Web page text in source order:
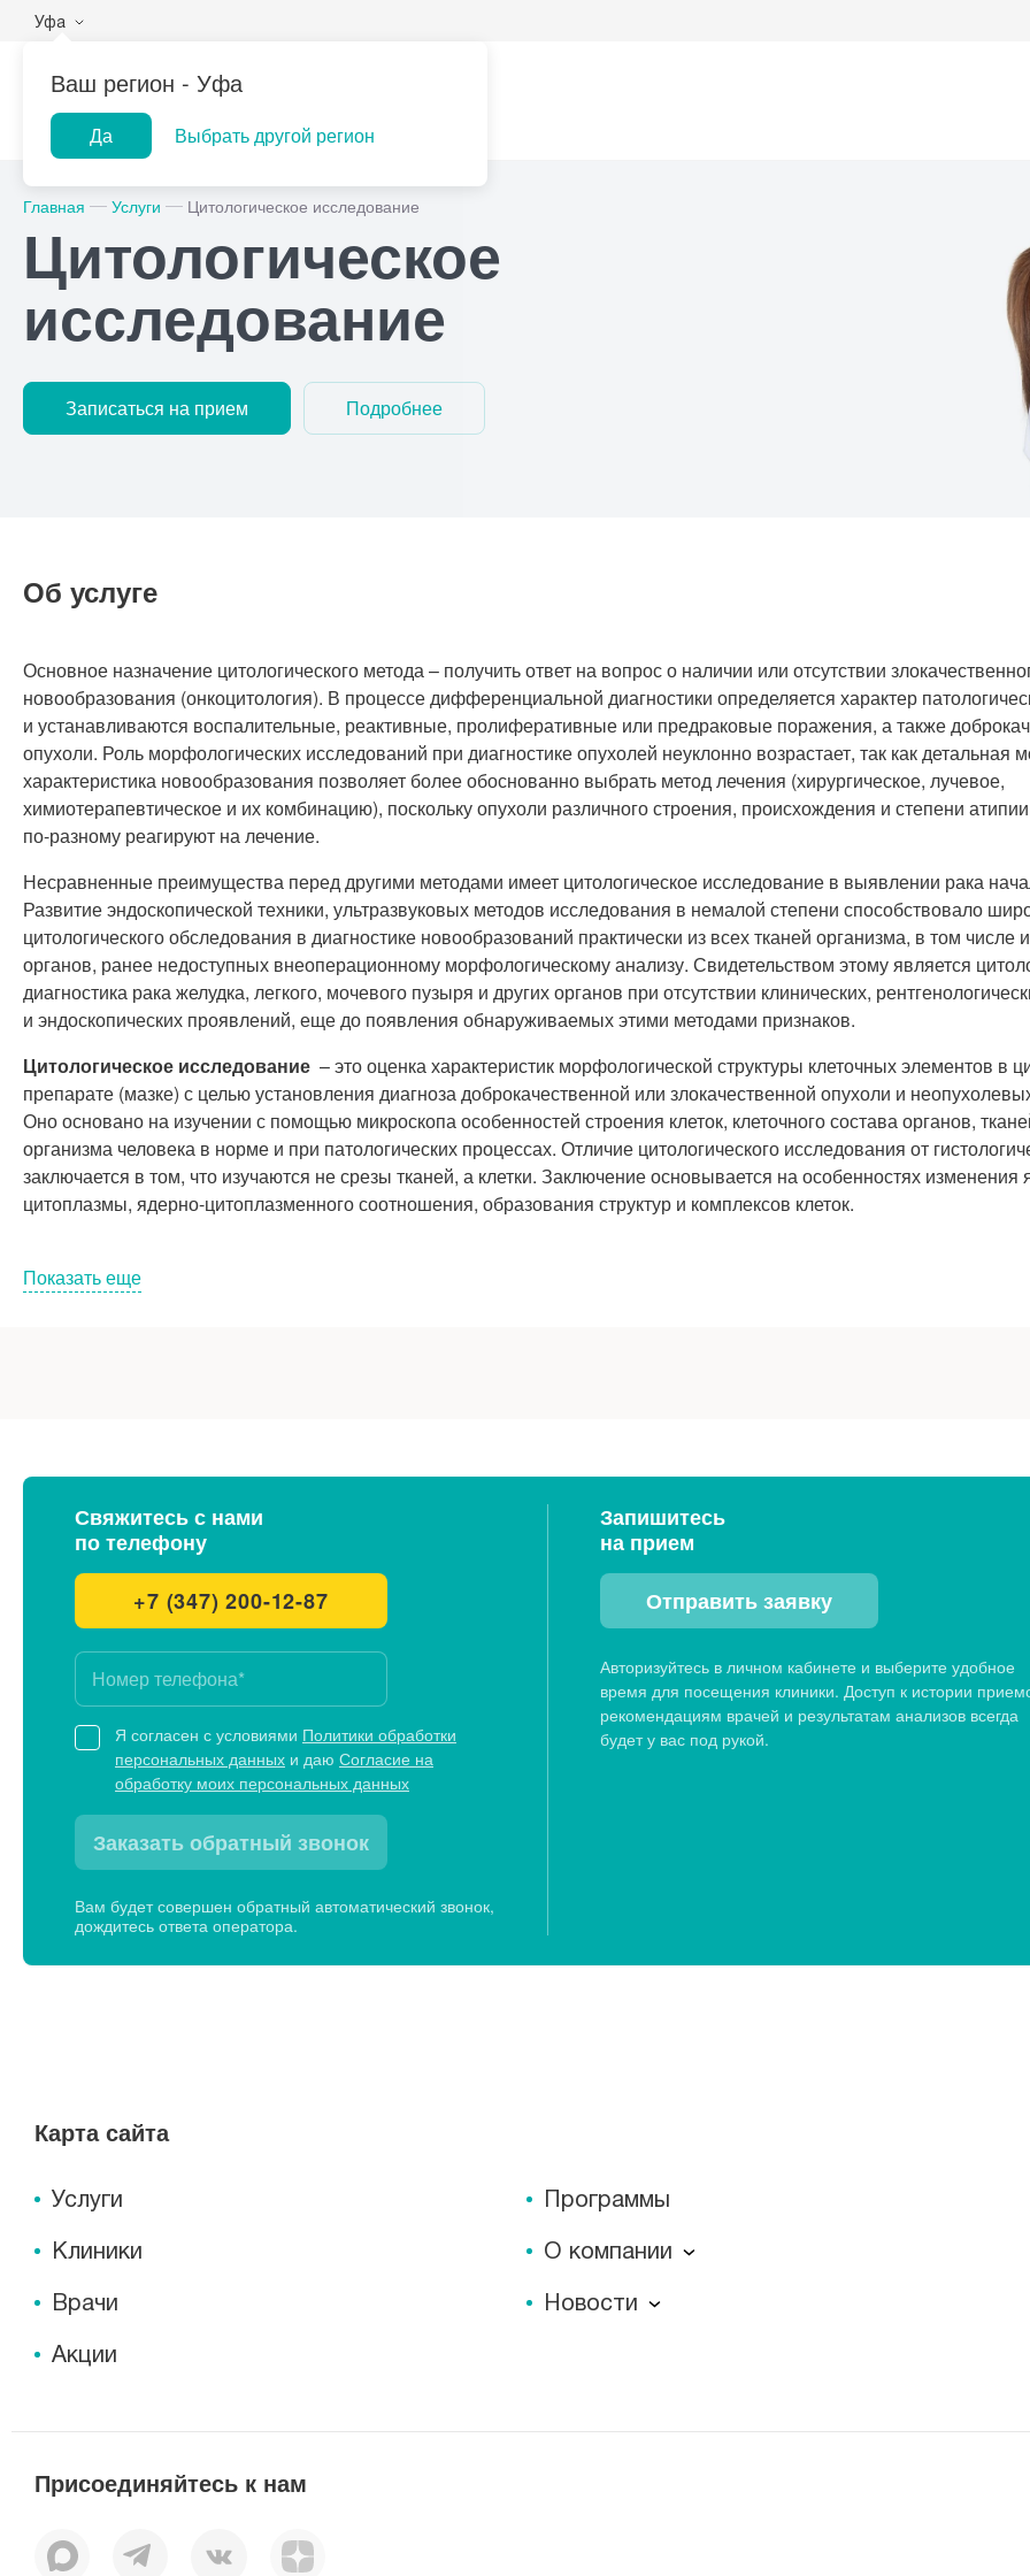
Уфа
Ваш регион - Уфа
Да Выбрать другой регион
Лабораторная
ПроМедицина
Центр помощи
Популярные запросы
Прием врача-гинеколога
УЗИ
Консультация врача-
педиатра
Прием врача-уролога
Прием врача-невролога
Прием врача-стоматолога
Главная Услуги Цитологическое исследование
Цитологическое
исследование
Записаться на прием Подробнее
Об услуге
Основное назначение цитологического метода – получить ответ на вопрос о наличии или отсутствии
новообразования (онкоцитология). В процессе дифференциальной диагностики определяется характер
и устанавливаются воспалительные, реактивные, пролиферативные или предраковые поражения, а также
опухоли. Роль морфологических исследований при диагностике опухолей неуклонно возрастает, так как детальная
характеристика новообразования позволяет более обоснованно выбрать метод лечения (хирургическое, лучевое,
химиотерапевтическое и их комбинацию), поскольку опухоли различного строения, происхождения и степени атипии
по-разному реагируют на лечение.
Несравненные преимущества перед другими методами имеет цитологическое исследование в выявлении рака
Развитие эндоскопической техники, ультразвуковых методов исследования в немалой степени способствовало
цитологического обследования в диагностике новообразований практически из всех тканей организма, в том числе
органов, ранее недоступных внеоперационному морфологическому анализу. Свидетельством этому является
диагностика рака желудка, легкого, мочевого пузыря и других органов при отсутствии клинических,
и эндоскопических проявлений, еще до появления обнаруживаемых этими методами признаков.
Цитологическое исследование – это оценка характеристик морфологической структуры клеточных элементов в
препарате (мазке) с целью установления диагноза доброкачественной или злокачественной опухоли и
Оно основано на изучении с помощью микроскопа особенностей строения клеток, клеточного состава органов,
организма человека в норме и при патологических процессах. Отличие цитологического исследования от
заключается в том, что изучаются не срезы тканей, а клетки. Заключение основывается на особенностях изменения
цитоплазмы, ядерно-цитоплазменногосоотношения, образования структур и комплексов клеток.
Цитологическое исследование методом жидкостной цитологии
Показать еще
Свяжитесь с нами
по телефону
+7 (347) 200-12-87
Я согласен с условиями Политики обработки
персональных данных и даю Согласие на
обработку моих персональных данных
Заказать обратный звонок
Вам будет совершен обратный автоматический звонок,
дождитесь ответа оператора.
Запишитесь
на прием
Отправить заявку
Авторизуйтесь в личном кабинете и выберите удобное
время для посещения клиники. Доступ к истории
рекомендациям врачей и результатам анализов всегда
будет у вас под рукой.
Карта сайта
Услуги
Клиники
Врачи
Акции
Программы
О компании
О компании
Отзывы
Новости
Присоединяйтесь к нам